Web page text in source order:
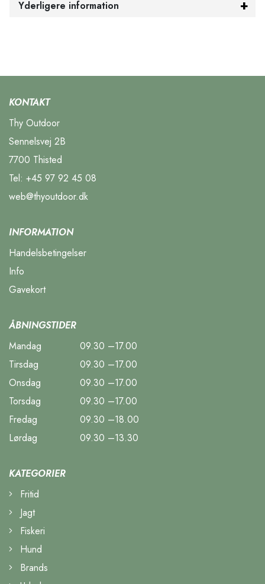
Yderligere information
KONTAKT
Thy Outdoor
Sennelsvej 2B
7700 Thisted
Tel: +45 97 92 45 08
web@thyoutdoor.dk
INFORMATION
Handelsbetingelser
Info
Gavekort
ÅBNINGSTIDER
Mandag
09.30 –17.00
Tirsdag
09.30 –17.00
Onsdag
09.30 –17.00
Torsdag
09.30 –17.00
Fredag
09.30 –18.00
Lørdag
09.30 –13.30
KATEGORIER
Fritid
Jagt
Fiskeri
Hund
Brands